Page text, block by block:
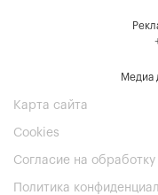
Медиа
Карта сайта
Cookies
Согласие на
Политика